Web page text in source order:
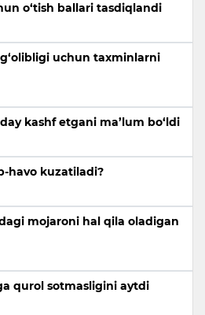
o‘tish ballari tasdiqlandi
uchun taxminlarni
kashf etgani ma’lum bo‘ldi
havo kuzatiladi?
mojaroni hal qila oladigan
qurol sotmasligini aytdi